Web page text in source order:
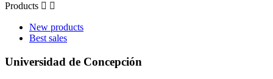
Products  
New products
Best sales
Universidad de Concepción